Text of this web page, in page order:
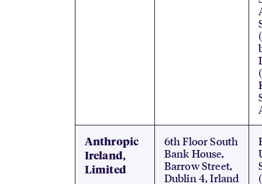
Anthropic
Ireland,
Limited
6th Floor South
Bank House,
Barrow Street,
Dublin 4, Irland